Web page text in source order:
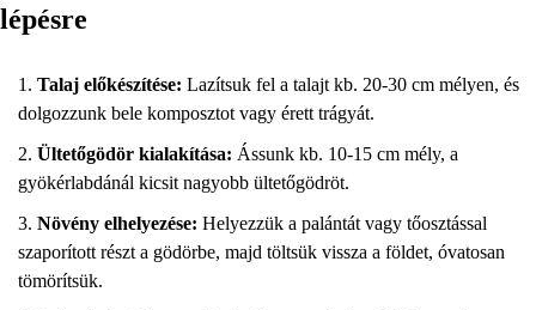
lépésre
Talaj előkészítése: Lazítsuk fel a talajt kb. 20-30 cm mélyen, és
dolgozzunk bele komposztot vagy érett trágyát.
Ültetőgödör kialakítása: Ássunk kb. 10-15 cm mély, a
gyökérlabdánál kicsit nagyobb ültetőgödröt.
Növény elhelyezése: Helyezzük a palántát vagy tőosztással
szaporított részt a gödörbe, majd töltsük vissza a földet, óvatosan
tömörítsük.